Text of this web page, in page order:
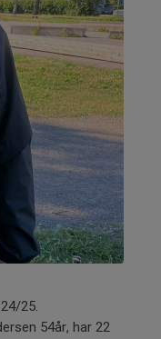
25.
54år, har 22